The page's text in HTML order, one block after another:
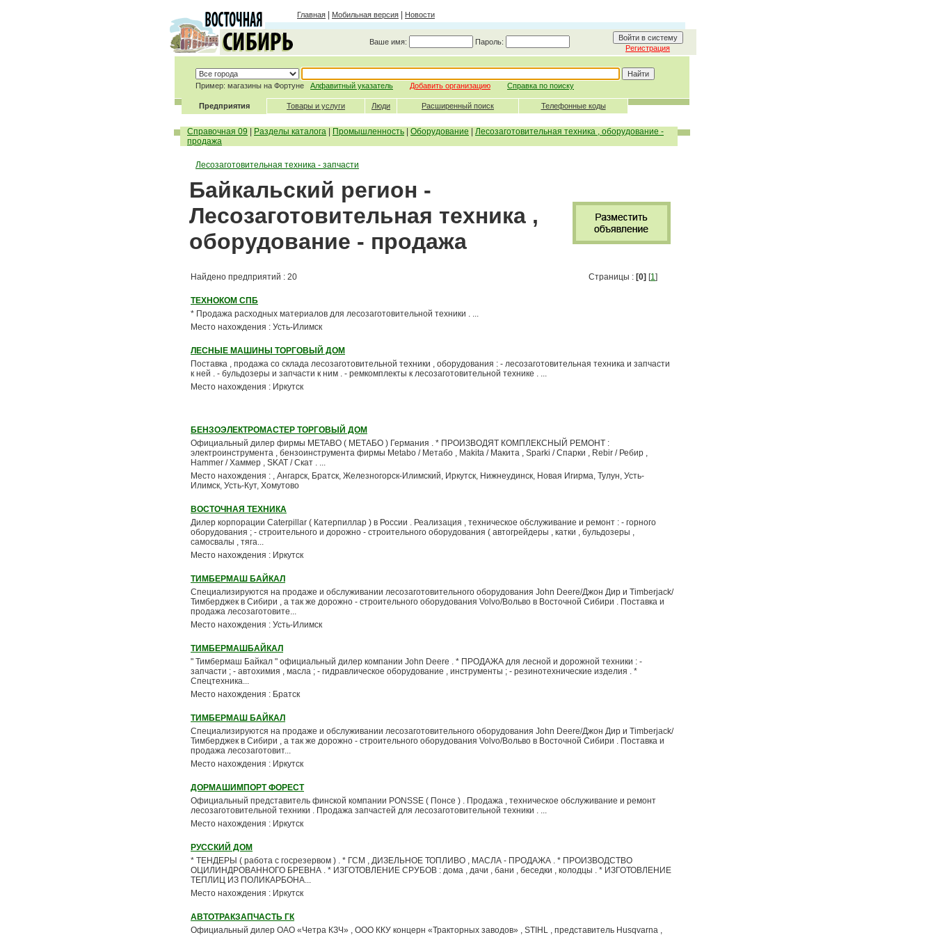
Главная Мобильная версия Новости
Ваше имя: Пароль:
Регистрация
Пример: магазины на Фортуне Алфавитный указатель Добавить организацию Справка по поиску
Предприятия Товары и услуги Люди Расширенный поиск Телефонные коды
Справочная 09 Разделы каталога Промышленность Оборудование
Лесозаготовительная техника , оборудование -
продажа
Лесозаготовительная техника - запчасти
Байкальский регион -
Лесозаготовительная техника ,
оборудование - продажа
Найдено предприятий : 20 Страницы : [0] [1]
ТЕХНОКОМ СПБ
* Продажа расходных материалов для лесозаготовительной техники . ...
Место нахождения : Усть-Илимск
ЛЕСНЫЕ МАШИНЫ ТОРГОВЫЙ ДОМ
Поставка , продажа со склада лесозаготовительной техники , оборудования : - лесозаготовительная техника и запчасти
к ней . - бульдозеры и запчасти к ним . - ремкомплекты к лесозаготовительной технике . ...
Место нахождения : Иркутск
БЕНЗОЭЛЕКТРОМАСТЕР ТОРГОВЫЙ ДОМ
Официальный дилер фирмы METABO ( МЕТАБО ) Германия . * ПРОИЗВОДЯТ КОМПЛЕКСНЫЙ РЕМОНТ :
электроинструмента , бензоинструмента фирмы Metabo / Метабо , Makita / Макита , Sparki / Спарки , Rebir / Ребир ,
Hammer / Хаммер , SKAT / Скат . ...
Место нахождения : , Ангарск, Братск, Железногорск-Илимский, Иркутск, Нижнеудинск, Новая Игирма, Тулун, Усть-
Илимск, Усть-Кут, Хомутово
ВОСТОЧНАЯ ТЕХНИКА
Дилер корпорации Caterpillar ( Катерпиллар ) в России . Реализация , техническое обслуживание и ремонт : - горного
оборудования ; - строительного и дорожно - строительного оборудования ( автогрейдеры , катки , бульдозеры ,
самосвалы , тяга...
Место нахождения : Иркутск
ТИМБЕРМАШ БАЙКАЛ
Специализируются на продаже и обслуживании лесозаготовительного оборудования John Deere/Джон Дир и Timberjack/
Тимберджек в Сибири , а так же дорожно - строительного оборудования Volvo/Вольво в Восточной Сибири . Поставка и
продажа лесозаготовите...
Место нахождения : Усть-Илимск
ТИМБЕРМАШБАЙКАЛ
" Тимбермаш Байкал " официальный дилер компании John Deere . * ПРОДАЖА для лесной и дорожной техники : -
запчасти ; - автохимия , масла ; - гидравлическое оборудование , инструменты ; - резинотехнические изделия . *
Спецтехника...
Место нахождения : Братск
ТИМБЕРМАШ БАЙКАЛ
Специализируются на продаже и обслуживании лесозаготовительного оборудования John Deere/Джон Дир и Timberjack/
Тимберджек в Сибири , а так же дорожно - строительного оборудования Volvo/Вольво в Восточной Сибири . Поставка и
продажа лесозаготовит...
Место нахождения : Иркутск
ДОРМАШИМПОРТ ФОРЕСТ
Официальный представитель финской компании PONSSE ( Понсе ) . Продажа , техническое обслуживание и ремонт
лесозаготовительной техники . Продажа запчастей для лесозаготовительной техники . ...
Место нахождения : Иркутск
РУССКИЙ ДОМ
* ТЕНДЕРЫ ( работа с госрезервом ) . * ГСМ , ДИЗЕЛЬНОЕ ТОПЛИВО , МАСЛА - ПРОДАЖА . * ПРОИЗВОДСТВО
ОЦИЛИНДРОВАННОГО БРЕВНА . * ИЗГОТОВЛЕНИЕ СРУБОВ : дома , дачи , бани , беседки , колодцы . * ИЗГОТОВЛЕНИЕ
ТЕПЛИЦ ИЗ ПОЛИКАРБОНА...
Место нахождения : Иркутск
АВТОТРАКЗАПЧАСТЬ ГК
Официальный дилер ОАО «Четра КЗЧ» , ООО ККУ концерн «Тракторных заводов» , STIHL , представитель Husqvarna ,